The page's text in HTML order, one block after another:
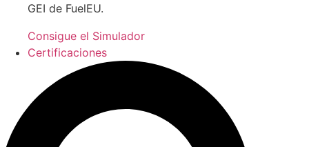
GEI de FuelEU.
Consigue el Simulador
Certificaciones